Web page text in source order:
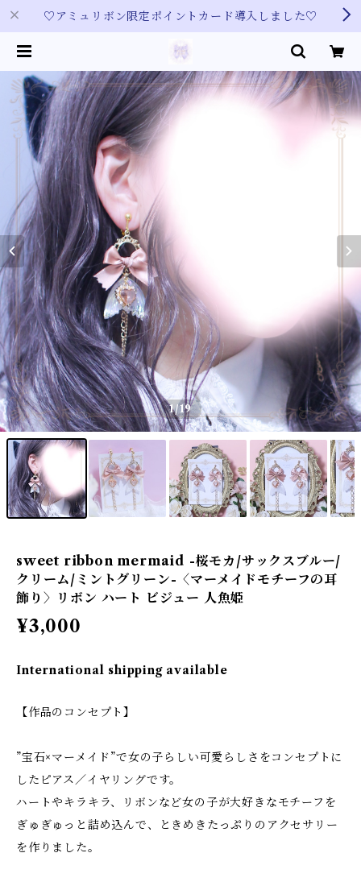
♡アミュリボン限定ポイントカード導入しました♡
1/19
sweet ribbon mermaid -桜モカ/サックスブルー/
クリーム/ミントグリーン-〈マーメイドモチーフの耳
飾り〉リボン ハート ビジュー 人魚姫
¥3,000
International shipping available
【作品のコンセプト】
”宝石×マーメイド”で女の子らしい可愛らしさをコンセプトに
したピアス／イヤリングです。
ハートやキラキラ、リボンなど女の子が大好きなモチーフを
ぎゅぎゅっと詰め込んで、ときめきたっぷりのアクセサリー
を作りました。